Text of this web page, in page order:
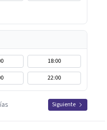
18:00
22:00
Siguiente